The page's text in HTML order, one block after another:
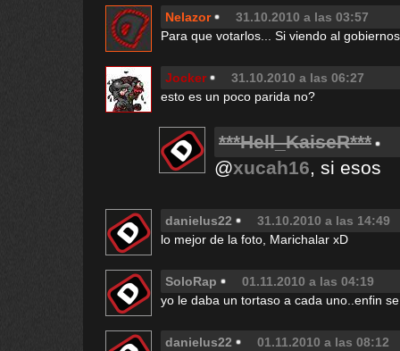
Nelazor
31.10.2010 a las 03:57
Para que votarlos... Si viendo al
Jocker
31.10.2010 a las 06:27
esto es un poco parida no?
***Hell_KaiseR***
@xucah16, si esos
danielus22
31.10.2010 a las 14:49
lo mejor de la foto, Marichalar xD
SoloRap
01.11.2010 a las 04:19
yo le daba un tortaso a cada uno..enfin
danielus22
01.11.2010 a las 08:12